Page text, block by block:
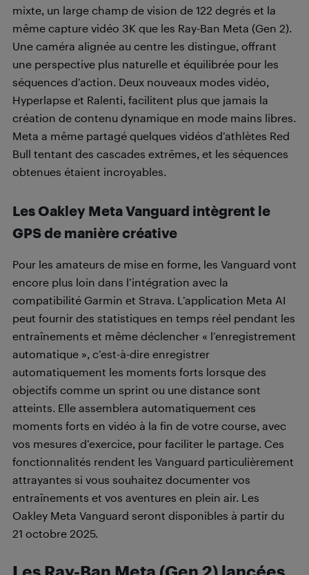
mixte, un large champ de vision de 122 degrés et la
même capture vidéo 3K que les Ray-Ban Meta (Gen 2).
Une caméra alignée au centre les distingue, offrant
une perspective plus naturelle et équilibrée pour les
séquences d’action. Deux nouveaux modes vidéo,
Hyperlapse et Ralenti, facilitent plus que jamais la
création de contenu dynamique en mode mains libres.
Meta a même partagé quelques vidéos d’athlètes Red
Bull tentant des cascades extrêmes, et les séquences
obtenues étaient incroyables.
Les Oakley Meta Vanguard intègrent le
GPS de manière créative
Pour les amateurs de mise en forme, les Vanguard vont
encore plus loin dans l’intégration avec la
compatibilité Garmin et Strava. L’application Meta AI
peut fournir des statistiques en temps réel pendant les
entraînements et même déclencher « l’enregistrement
automatique », c’est-à-dire enregistrer
automatiquement les moments forts lorsque des
objectifs comme un sprint ou une distance sont
atteints. Elle assemblera automatiquement ces
moments forts en vidéo à la fin de votre course, avec
vos mesures d’exercice, pour faciliter le partage. Ces
fonctionnalités rendent les Vanguard particulièrement
attrayantes si vous souhaitez documenter vos
entraînements et vos aventures en plein air. Les
Oakley Meta Vanguard seront disponibles à partir du
21 octobre 2025.